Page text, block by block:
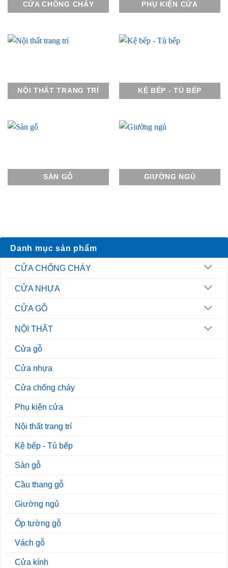
CỬA CHỐNG CHÁY PHỤ KIỆN CỬA
NỘI THẤT TRANG TRÍ KỆ BẾP - TỦ BẾP
SÀN GỖ GIƯỜNG NGỦ
Danh mục sản phẩm
CỬA CHỐNG CHÁY
CỬA NHỰA
CỬA GỖ
NỘI THẤT
Cửa gỗ
Cửa nhựa
Cửa chống cháy
Phụ kiện cửa
Nội thất trang trí
Kệ bếp - Tủ bếp
Sàn gỗ
Cầu thang gỗ
Giường ngủ
Ốp tường gỗ
Vách gỗ
Cửa kính